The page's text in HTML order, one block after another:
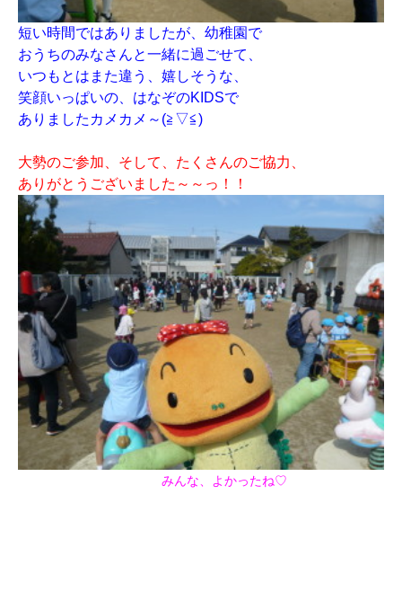
短い時間ではありましたが、幼稚園で
おうちのみなさんと一緒に過ごせて、
いつもとはまた違う、嬉しそうな、
笑顔いっぱいの、はなぞのKIDSで
ありましたカメカメ～(≧▽≦)
大勢のご参加、そして、たくさんのご協力、
ありがとうございました～～っ！！
みんな、よかったね♡